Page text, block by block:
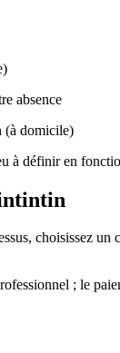
absence
domicile)
à définir en
choisissez
; le